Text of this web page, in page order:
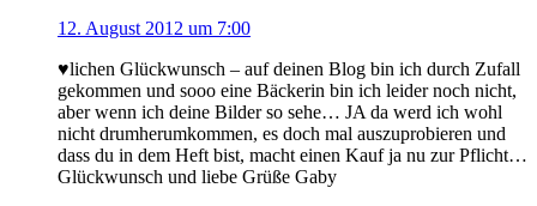
12. August 2012 um 7:00
♥lichen Glückwunsch – auf deinen Blog bin ich durch Zufall
gekommen und sooo eine Bäckerin bin ich leider noch nicht,
aber wenn ich deine Bilder so sehe… JA da werd ich wohl
nicht drumherumkommen, es doch mal auszuprobieren und
dass du in dem Heft bist, macht einen Kauf ja nu zur Pflicht…
Glückwunsch und liebe Grüße Gaby